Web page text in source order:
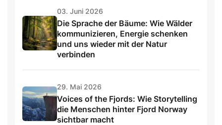
03. Juni 2026
Die Sprache der Bäume: Wie Wälder
kommunizieren, Energie schenken
und uns wieder mit der Natur
verbinden
29. Mai 2026
Voices of the Fjords: Wie Storytelling
die Menschen hinter Fjord Norway
sichtbar macht